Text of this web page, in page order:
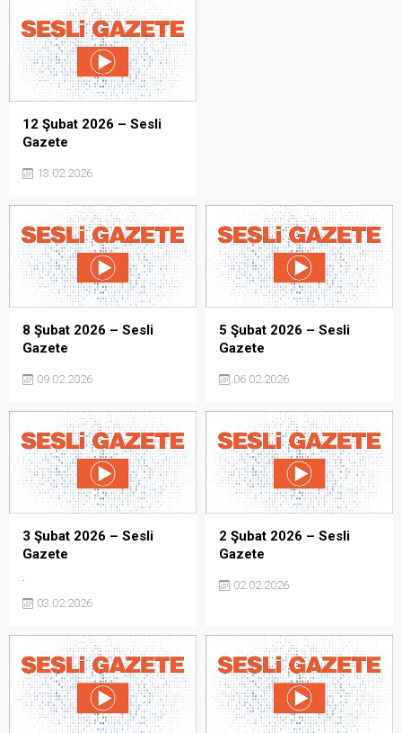
12 Şubat 2026 – Sesli
Gazete
13.02.2026
8 Şubat 2026 – Sesli
Gazete
09.02.2026
5 Şubat 2026 – Sesli
Gazete
06.02.2026
3 Şubat 2026 – Sesli
Gazete
.
03.02.2026
2 Şubat 2026 – Sesli
Gazete
02.02.2026